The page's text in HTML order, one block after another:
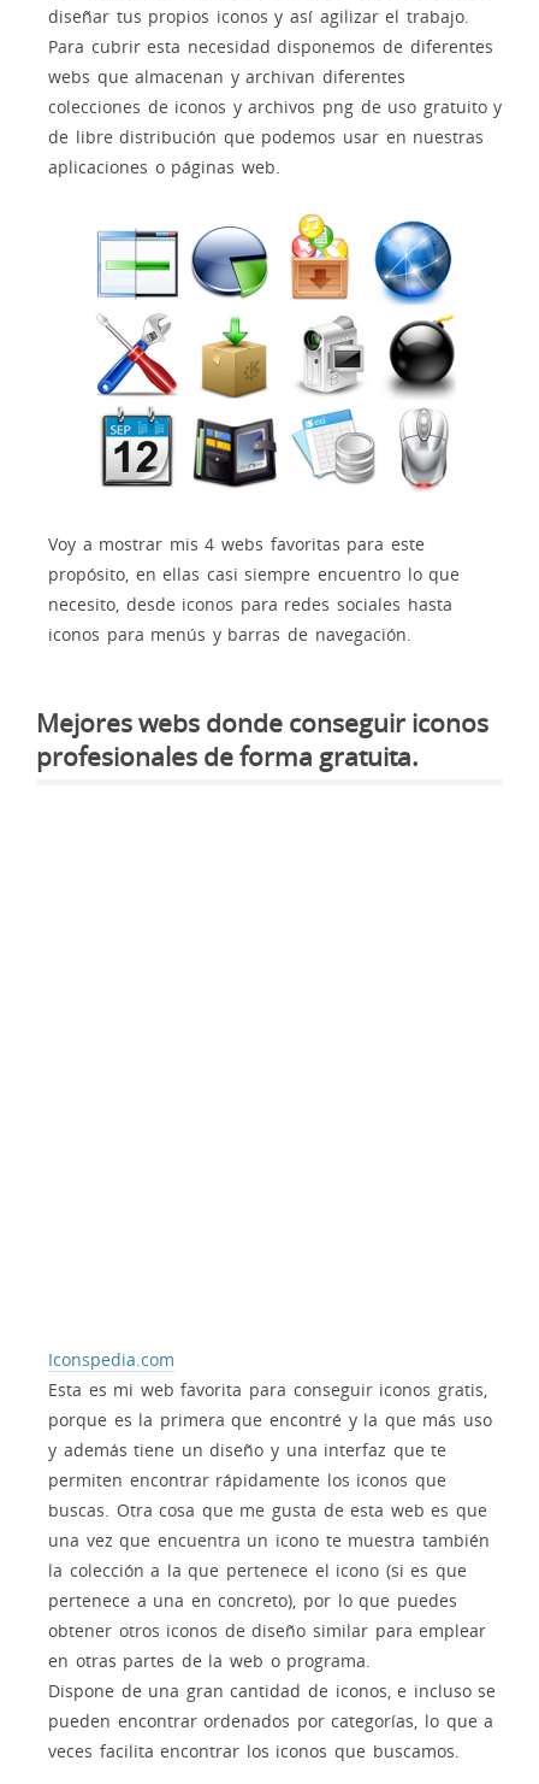
diseñar tus propios iconos y así agilizar el trabajo.
Para cubrir esta necesidad disponemos de diferentes
webs que almacenan y archivan diferentes
colecciones de iconos y archivos png de uso gratuito y
de libre distribución que podemos usar en nuestras
aplicaciones o páginas web.
Voy a mostrar mis 4 webs favoritas para este
propósito, en ellas casi siempre encuentro lo que
necesito, desde iconos para redes sociales hasta
iconos para menús y barras de navegación.
Mejores webs donde conseguir iconos
profesionales de forma gratuita.
Iconspedia.com
Esta es mi web favorita para conseguir iconos gratis,
porque es la primera que encontré y la que más uso
y además tiene un diseño y una interfaz que te
permiten encontrar rápidamente los iconos que
buscas. Otra cosa que me gusta de esta web es que
una vez que encuentra un icono te muestra también
la colección a la que pertenece el icono (si es que
pertenece a una en concreto), por lo que puedes
obtener otros iconos de diseño similar para emplear
en otras partes de la web o programa.
Dispone de una gran cantidad de iconos, e incluso se
pueden encontrar ordenados por categorías, lo que a
veces facilita encontrar los iconos que buscamos.